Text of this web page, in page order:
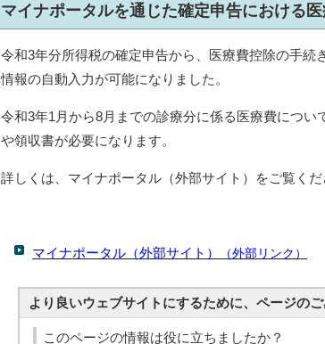
マイナポータルを通じた確定申告における
令和3年分所得税の確定申告から、医療費控除の手
情報の自動入力が可能になりました。
令和3年1月から8月までの診療分に係る医療費につい
や領収書が必要になります。
詳しくは、マイナポータル（外部サイト）をご覧くだ
マイナポータル（外部サイト） （外部リンク）
より良いウェブサイトにするために、ページの
このページの情報は役に立ちましたか？